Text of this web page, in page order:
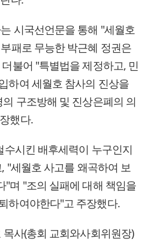
시국선언문을 통해 "세월호
패로 무능한 박근혜 정권은
불어 "특별법을 제정하고, 민
하여 세월호 참사의 진상을
구조방해 및 진상은폐의 의
했다.
시킨 배후세력이 누구인지
"세월호 사고를 왜곡하여 보
"며 "조의 실패에 대해 책임을
하여야한다"고 주장했다.
사(총회 교회와사회위원장)